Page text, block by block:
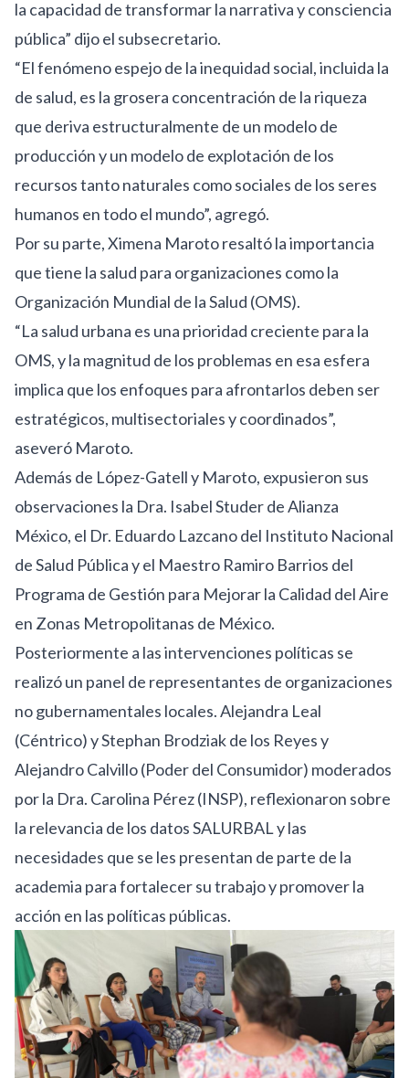
la capacidad de transformar la narrativa y consciencia
pública” dijo el subsecretario.
“El fenómeno espejo de la inequidad social, incluida la
de salud, es la grosera concentración de la riqueza
que deriva estructuralmente de un modelo de
producción y un modelo de explotación de los
recursos tanto naturales como sociales de los seres
humanos en todo el mundo”, agregó.
Por su parte, Ximena Maroto resaltó la importancia
que tiene la salud para organizaciones como la
Organización Mundial de la Salud (OMS).
“La salud urbana es una prioridad creciente para la
OMS, y la magnitud de los problemas en esa esfera
implica que los enfoques para afrontarlos deben ser
estratégicos, multisectoriales y coordinados”,
aseveró Maroto.
Además de López-Gatell y Maroto, expusieron sus
observaciones la Dra. Isabel Studer de Alianza
México, el Dr. Eduardo Lazcano del Instituto Nacional
de Salud Pública y el Maestro Ramiro Barrios del
Programa de Gestión para Mejorar la Calidad del Aire
en Zonas Metropolitanas de México.
Posteriormente a las intervenciones políticas se
realizó un panel de representantes de organizaciones
no gubernamentales locales. Alejandra Leal
(Céntrico) y Stephan Brodziak de los Reyes y
Alejandro Calvillo (Poder del Consumidor) moderados
por la Dra. Carolina Pérez (INSP), reflexionaron sobre
la relevancia de los datos SALURBAL y las
necesidades que se les presentan de parte de la
academia para fortalecer su trabajo y promover la
acción en las políticas públicas.